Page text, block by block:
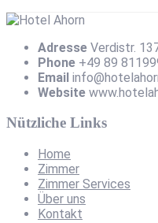
Adresse Verdistr.
Phone +49 89
Email
Website
Nützliche Links
Home
Zimmer
Zimmer Services
Über uns
Kontakt